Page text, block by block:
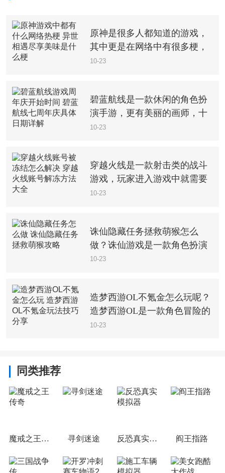
原神是很多人都知道的游戏，
其中更是在网络中有很多梗，
可以给我们带来一些乐趣，十
哪些网络热梗，喜欢的就来看
看吧。
10-23
碧蓝航线是一款休闲的角色扮
演手游，更有美丽的画师，十
分有趣的闯关玩法，玩家可以
你感受到不一样的游戏玩法，
那么你知道碧蓝
10-23
穿越火线是一款射击类的战斗
游戏，玩家进入游戏中就需要
选择一个角色进行战斗，超级
的战斗玩法，全新的闯关冒险
玩法，随时都能
10-23
诛仙隐藏任务拯救萌猴怎么
做？诛仙游戏是一款角色扮演
类游戏，游戏中有非常多的隐
么拯救萌猴这个隐藏任务大家
都想要知道怎么过
10-23
造梦西游OL不氪金怎么玩呢？
造梦西游OL是一款角色冒险的
格斗游戏，这款横版的闯关游
10-23
同类推荐
魔戒之王传奇 寻剑迷途 反恐真实模拟器 阎王指路